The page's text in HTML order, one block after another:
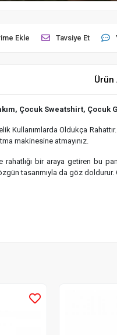
Ekle Tavsiye Et
Ürün
Çocuk Sweatshirt, Çocuk
Kullanımlarda Oldukça
makinesine atmayınız.
rahatlığı bir araya getiren bu
tasarımıyla da göz